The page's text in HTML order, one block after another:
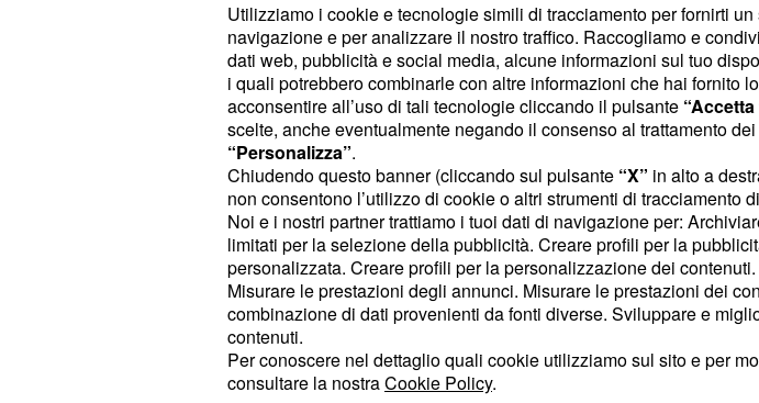
DayDreamer, trame turche: Can
lascia Istanbul e dice addio a Sanem
Nel dettaglio, dopo cheYigit accuserà Candi aver bruciato il
libro che Sanem stava scrivendo, gettandolo tra le fiamme
del camino, il fotografo deciderà di andarsene via
definitivamente da Istanbul. La giovane Aydin, infatti, non
crederà alla versione dei fatti raccontata da Divit e per tale
motivo deciderà di mettere la parola fine alla loro storia
d'amore.
Un duro colpo per Can, il quale si renderà conto che non ha
più senso restare ancora ad Istanbul, dato che ormai ha
Utilizziamo i cookie e tecnologie simili di tracciamento per fornirti
navigazione e per analizzare il nostro traffico. Raccogliamo e
dati web, pubblicità e social media, alcune informazioni sul tuo
i quali potrebbero combinarle con altre informazioni che hai fornito
acconsentire all’uso di tali tecnologie cliccando il pulsante
scelte, anche eventualmente negando il consenso al trattamento
“Personalizza”.
Chiudendo questo banner (cliccando sul pulsante “X” in alto a
non consentono l’utilizzo di cookie o altri strumenti di tracciamento
Noi e i nostri partner trattiamo i tuoi dati di navigazione per:
limitati per la selezione della pubblicità. Creare profili per la
personalizzata. Creare profili per la personalizzazione dei
Misurare le prestazioni degli annunci. Misurare le prestazioni dei
combinazione di dati provenienti da fonti diverse. Sviluppare e
contenuti.
Per conoscere nel dettaglio quali cookie utilizziamo sul sito e per
consultare la nostraCookie Policy.